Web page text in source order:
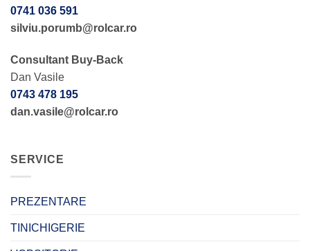
0741 036 591
silviu.porumb@rolcar.ro
Consultant Buy-Back
Dan Vasile
0743 478 195
dan.vasile@rolcar.ro
SERVICE
PREZENTARE
TINICHIGERIE